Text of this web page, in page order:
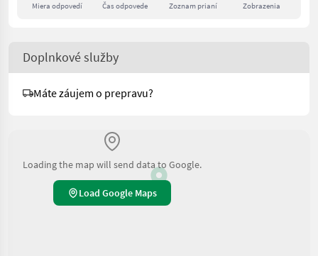
Miera odpovedí Čas odpovede Zoznam prianí Zobrazenia
Doplnkové služby
Máte záujem o prepravu?
Loading the map will send data to Google.
Load Google Maps